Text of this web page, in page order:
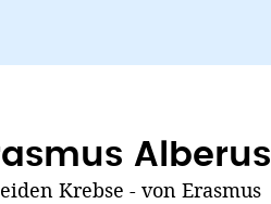
Alberus
Krebse - von Erasmus